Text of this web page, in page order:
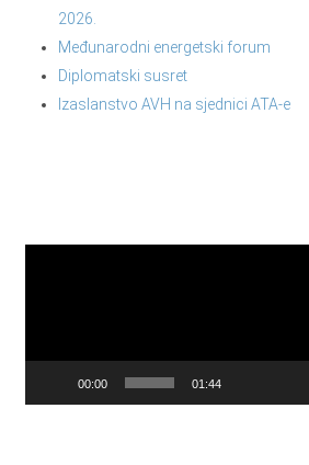
2026.
Međunarodni energetski forum
Diplomatski susret
Izaslanstvo AVH na sjednici ATA-e
00:00 01:44